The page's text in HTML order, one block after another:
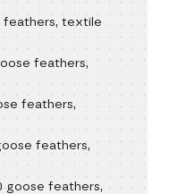
feathers, textile
feathers,
feathers,
feathers,
goose feathers,